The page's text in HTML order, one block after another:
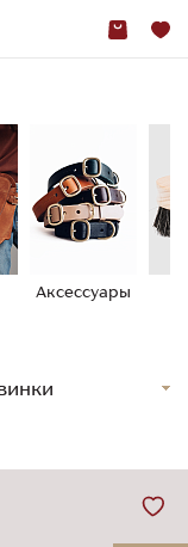
Аксессуары